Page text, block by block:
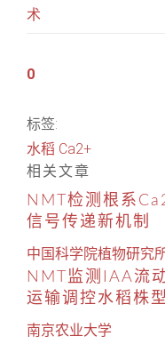
术
0
标签:
水稻 Ca2+
相关文章
NMT检测根系
信号传递新机制
中国科学院植物研究
NMT监测IAA流
运输调控水稻株型
南京农业大学